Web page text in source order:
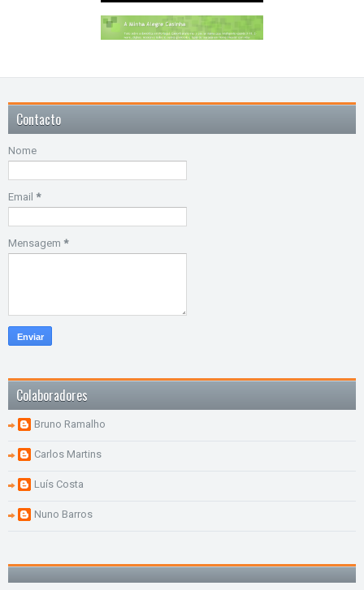
Contacto
Nome
Email *
Mensagem *
Colaboradores
Bruno Ramalho
Carlos Martins
Luís Costa
Nuno Barros